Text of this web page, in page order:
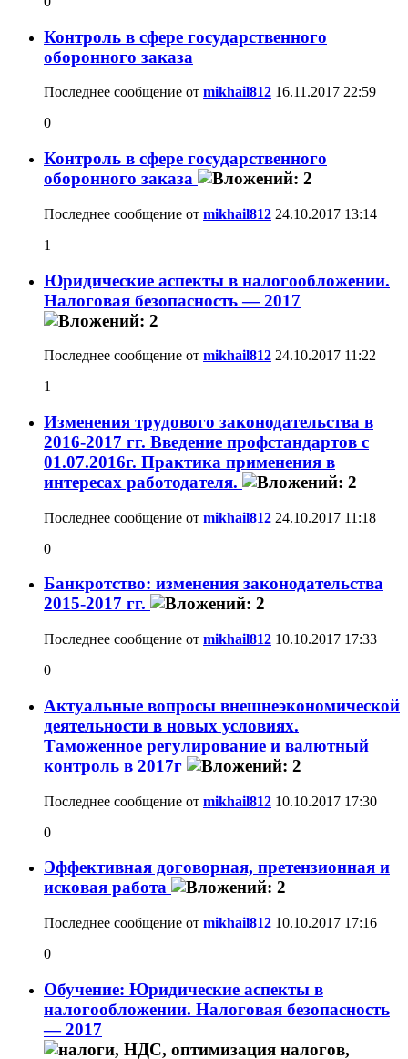
Контроль в сфере государственного
оборонного заказа
Последнее сообщение от mikhail812 16.11.2017 22:59
0
Контроль в сфере государственного
оборонного заказа
Последнее сообщение от mikhail812 24.10.2017 13:14
1
Юридические аспекты в налогообложении.
Налоговая безопасность — 2017
Последнее сообщение от mikhail812 24.10.2017 11:22
1
Изменения трудового законодательства в
2016-2017 гг. Введение профстандартов с
01.07.2016г. Практика применения в
интересах работодателя.
Последнее сообщение от mikhail812 24.10.2017 11:18
0
Банкротство: изменения законодательства
2015-2017 гг.
Последнее сообщение от mikhail812 10.10.2017 17:33
0
Актуальные вопросы внешнеэкономической
деятельности в новых условиях.
Таможенное регулирование и валютный
контроль в 2017г
Последнее сообщение от mikhail812 10.10.2017 17:30
0
Эффективная договорная, претензионная и
исковая работа
Последнее сообщение от mikhail812 10.10.2017 17:16
0
Обучение: Юридические аспекты в
налогообложении. Налоговая безопасность
— 2017